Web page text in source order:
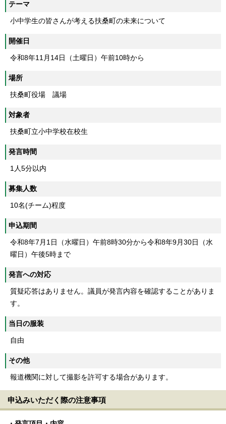
テーマ
小中学生の皆さんが考える扶桑町の未来について
開催日
令和8年11月14日（土曜日）午前10時から
場所
扶桑町役場 議場
対象者
扶桑町立小中学校在校生
発言時間
1人5分以内
募集人数
10名(チーム)程度
申込期間
令和8年7月1日（水曜日）午前8時30分から令和8年9月30日（水
曜日）午後5時まで
発言への対応
質疑応答はありません。議員が発言内容を確認することがありま
す。
当日の服装
自由
その他
報道機関に対して撮影を許可する場合があります。
申込みいただく際の注意事項